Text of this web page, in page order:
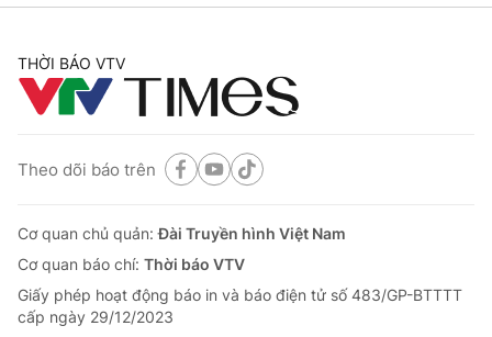
THỜI BÁO VTV
Theo dõi báo trên
Cơ quan chủ quản:Đài Truyền hình Việt Nam
Cơ quan báo chí: Thời báo VTV
Giấy phép hoạt động báo in và báo điện tử số 483/GP-BTTTT
cấp ngày 29/12/2023